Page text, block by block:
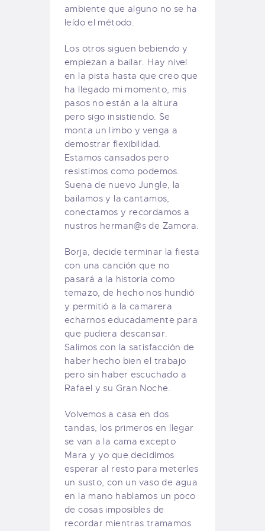
ambiente que alguno no se ha
leído el método.
Los otros siguen bebiendo y
empiezan a bailar. Hay nivel
en la pista hasta que creo que
ha llegado mi momento, mis
pasos no están a la altura
pero sigo insistiendo. Se
monta un limbo y venga a
demostrar flexibilidad.
Estamos cansados pero
resistimos como podemos.
Suena de nuevo Jungle, la
bailamos y la cantamos,
conectamos y recordamos a
nustros herman@s de Zamora.
Borja, decide terminar la fiesta
con una canción que no
pasará a la historia como
temazo, de hecho nos hundió
y permitió a la camarera
echarnos educadamente para
que pudiera descansar.
Salimos con la satisfacción de
haber hecho bien el trabajo
pero sin haber escuchado a
Rafael y su Gran Noche.
Volvemos a casa en dos
tandas, los primeros en llegar
se van a la cama excepto
Mara y yo que decidimos
esperar al resto para meterles
un susto, con un vaso de agua
en la mano hablamos un poco
de cosas imposibles de
recordar mientras tramamos